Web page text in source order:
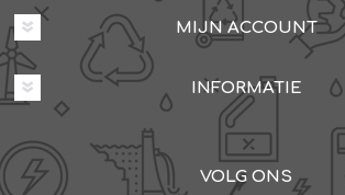
MIJN ACCOUNT
INFORMATIE
VOLG ONS